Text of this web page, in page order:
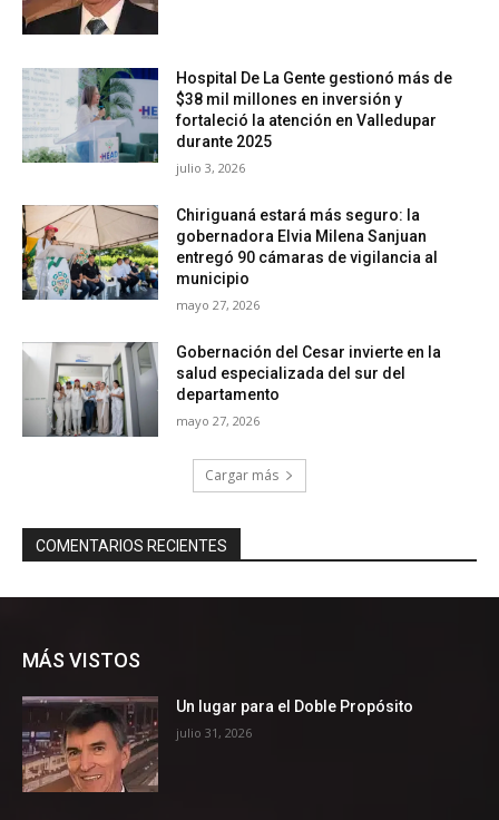
MÁS VISTOS
Un lugar para el Doble Propósito
julio 31, 2026